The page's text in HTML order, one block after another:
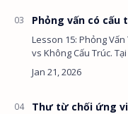
Phỏng vấn có cấu
Lesson 15: Phỏng Vấn
vs Không Cấu Trúc.
hứng" là cái bẫy nguy
giá năng lực công bằn…
Thư từ chối ứng